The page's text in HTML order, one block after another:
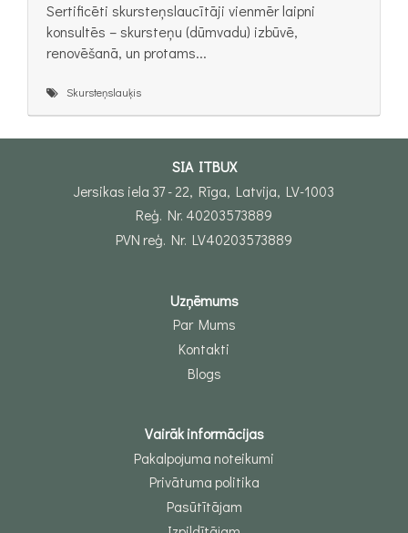
Sertificēti skursteņslaucītāji vienmēr laipni
konsultēs – skursteņu (dūmvadu) izbūvē,
renovēšanā, un protams...
Skursteņslauķis
SIA ITBUX
Jersikas iela 37 - 22, Rīga, Latvija, LV-1003
Reģ. Nr. 40203573889
PVN reģ. Nr. LV40203573889
Uzņēmums
Par Mums
Kontakti
Blogs
Vairāk informācijas
Pakalpojuma noteikumi
Privātuma politika
Pasūtītājam